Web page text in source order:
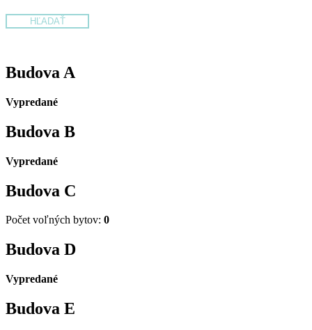
Budova A
Vypredané
Budova B
Vypredané
Budova C
Počet voľných bytov: 0
Budova D
Vypredané
Budova E